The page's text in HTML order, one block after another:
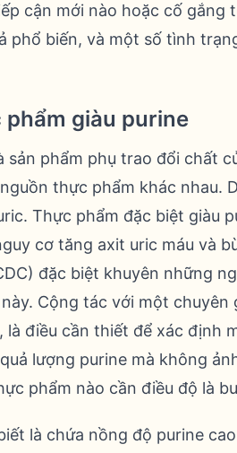
cận mới nào hoặc cố
phổ biến, và một số tình
giàu purine
sản phẩm phụ trao đổi chất
thực phẩm khác nhau.
Thực phẩm đặc biệt giàu
cơ tăng axit uric máu và
đặc biệt khuyên những
Cộng tác với một
là điều cần thiết để xác định
lượng purine mà không
phẩm nào cần điều độ là
là chứa nồng độ purine